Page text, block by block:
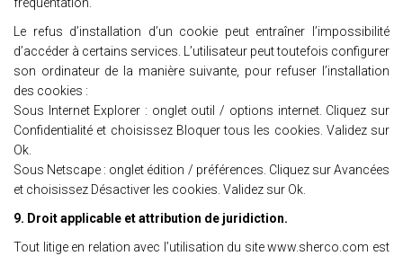
Le refus d’installation d’un cookie peut entraîner l’impossibilité
d’accéder à certains services. L’utilisateur peut toutefois configurer
son ordinateur de la manière suivante, pour refuser l’installation
des cookies :
Sous Internet Explorer : onglet outil / options internet. Cliquez sur
Confidentialité et choisissez Bloquer tous les cookies. Validez sur
Ok.
Sous Netscape : onglet édition / préférences. Cliquez sur Avancées
et choisissez Désactiver les cookies. Validez sur Ok.
9. Droit applicable et attribution de juridiction.
Tout litige en relation avec l’utilisation du site www.sherco.com est